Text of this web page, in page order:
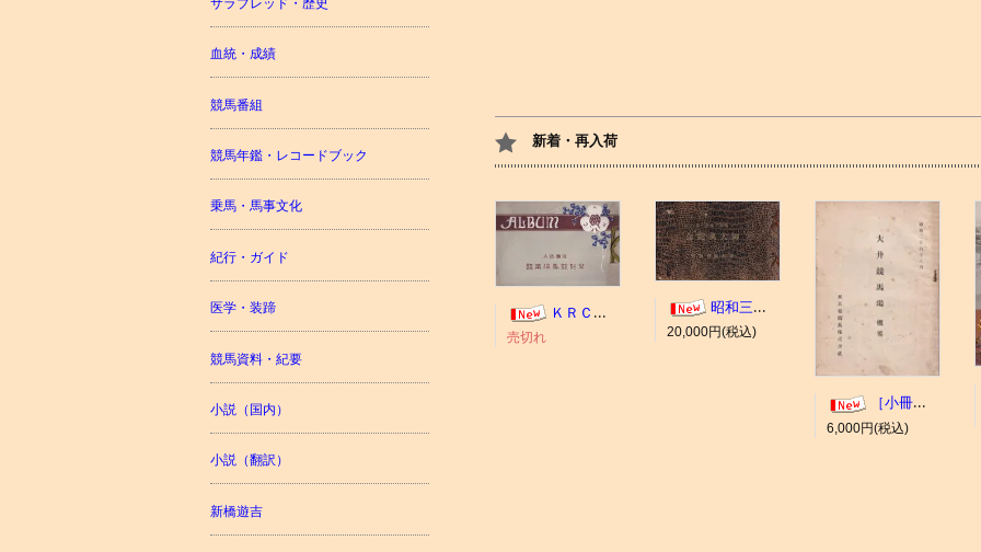
新着・再入荷
ＫＲＣ ＡＬＢＵＭ（京都競馬場写真帖）
売切れ
昭和三年十一月 御大典記念
20,000円(税込)
［小冊子］大井競馬場 概要
6,000円(税込)
血統・成績
競馬番組
競馬年鑑・レコードブック
乗馬・馬事文化
紀行・ガイド
医学・装蹄
競馬資料・紀要
小説（国内）
小説（翻訳）
新橋遊吉